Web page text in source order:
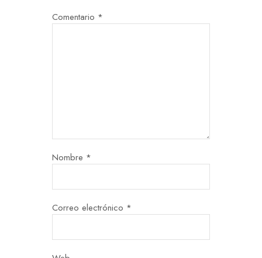
Comentario *
Nombre *
Correo electrónico *